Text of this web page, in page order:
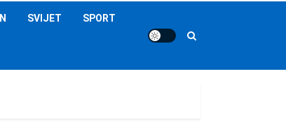
SVIJET SPORT